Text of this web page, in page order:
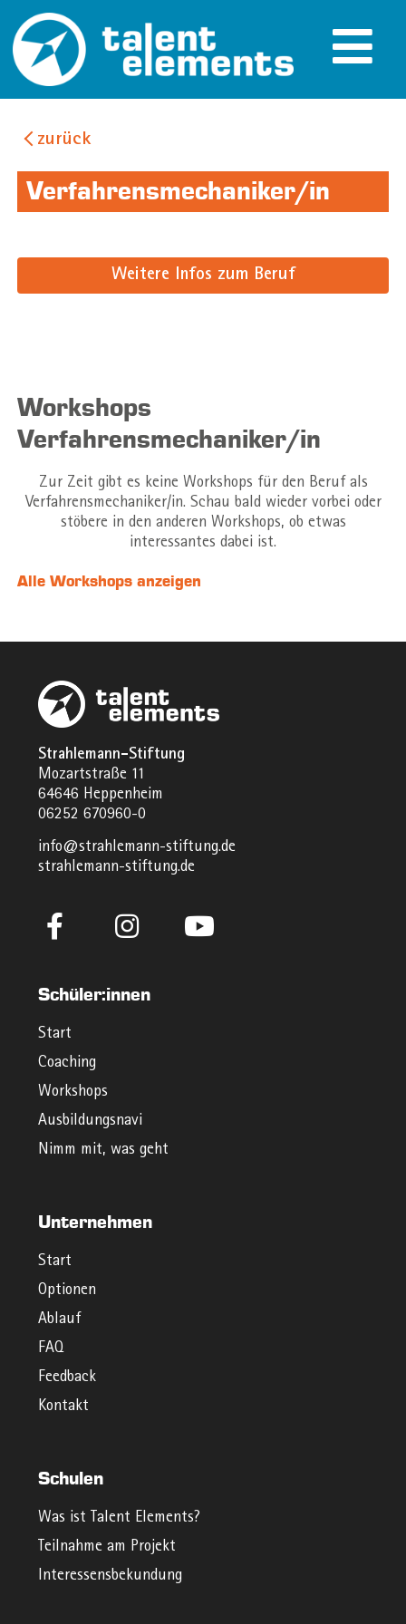
zurück
Verfahrensmechaniker/in
Weitere Infos zum Beruf
Workshops
Verfahrensmechaniker/in
Zur Zeit gibt es keine Workshops für den Beruf als
Verfahrensmechaniker/in. Schau bald wieder vorbei oder
stöbere in den anderen Workshops, ob etwas
interessantes dabei ist.
Alle Workshops anzeigen
Strahlemann-Stiftung
Mozartstraße 11
64646 Heppenheim
06252 670960-0
info@strahlemann-stiftung.de
strahlemann-stiftung.de
Schüler:innen
Start
Coaching
Workshops
Ausbildungsnavi
Nimm mit, was geht
Unternehmen
Start
Optionen
Ablauf
FAQ
Feedback
Kontakt
Schulen
Was ist Talent Elements?
Teilnahme am Projekt
Interessensbekundung